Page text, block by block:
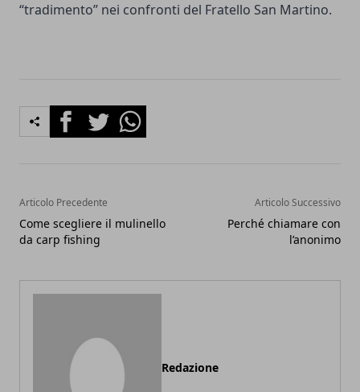
“tradimento” nei confronti del Fratello San Martino.
FacebookTwitterWhatsapp
Articolo Precedente
Come scegliere il mulinello
da carp fishing
Articolo Successivo
Perché chiamare con
l’anonimo
Redazione